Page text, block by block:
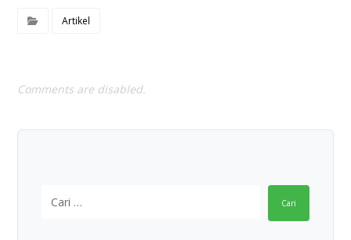
Artikel
Comments are disabled.
Cari